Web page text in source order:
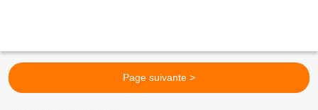
Page suivante >